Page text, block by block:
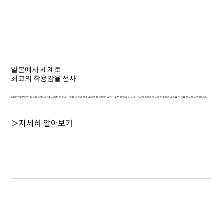
일본에서 세계로
최고의 착용감을 선사
1956년 일본에서 장식용 리벳 제조를 시작한 샤르망은 종합 안경테 제조업체로 성장하여, 일본은 물론 유럽과 미국 등 전 세계 100여 개국에 진출하며 글로벌 시장을 선도하고 있습니다.
＞자세히 알아보기